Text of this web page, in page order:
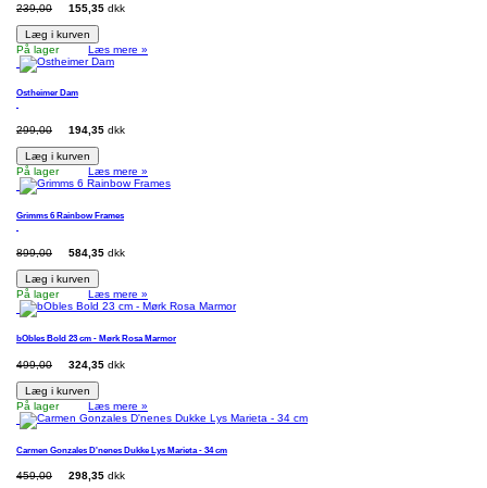
239,00 155,35 dkk
Læg i kurven
På lager
Læs mere »
Ostheimer Dam
299,00 194,35 dkk
Læg i kurven
På lager
Læs mere »
Grimms 6 Rainbow Frames
899,00 584,35 dkk
Læg i kurven
På lager
Læs mere »
bObles Bold 23 cm - Mørk Rosa Marmor
499,00 324,35 dkk
Læg i kurven
På lager
Læs mere »
Carmen Gonzales D'nenes Dukke Lys Marieta - 34 cm
459,00 298,35 dkk